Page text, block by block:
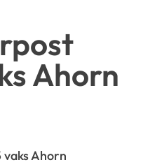
Ahorn
vaks Ahorn